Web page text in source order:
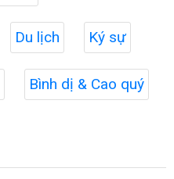
Du lịch Ký sự
Bình dị & Cao quý